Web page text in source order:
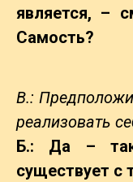
является, –
Самость?
В.:
реализовать
Б.: Да –
существует с